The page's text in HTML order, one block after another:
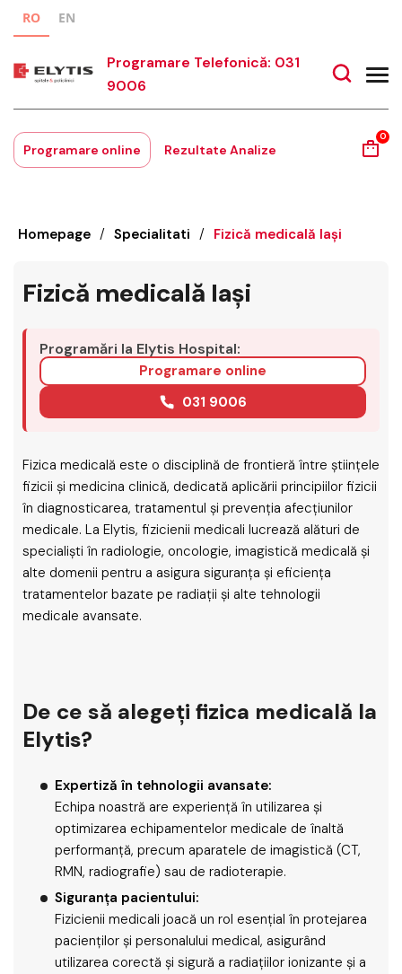
RO EN
Programare Telefonică: 031
9006
Programare online Rezultate Analize
0
Homepage / Specialitati / Fizică medicală Iași
Fizică medicală Iași
Programări la Elytis Hospital:
Programare online
031 9006
Fizica medicală este o disciplină de frontieră între științele
fizicii și medicina clinică, dedicată aplicării principiilor fizicii
în diagnosticarea, tratamentul și prevenția afecțiunilor
medicale. La Elytis, fizicienii medicali lucrează alături de
specialiști în radiologie, oncologie, imagistică medicală și
alte domenii pentru a asigura siguranța și eficiența
tratamentelor bazate pe radiații și alte tehnologii
medicale avansate.
De ce să alegeți fizica medicală la
Elytis?
Expertiză în tehnologii avansate:
Echipa noastră are experiență în utilizarea și
optimizarea echipamentelor medicale de înaltă
performanță, precum aparatele de imagistică (CT,
RMN, radiografie) sau de radioterapie.
Siguranța pacientului:
Fizicienii medicali joacă un rol esențial în protejarea
pacienților și personalului medical, asigurând
utilizarea corectă și sigură a radiațiilor ionizante și a